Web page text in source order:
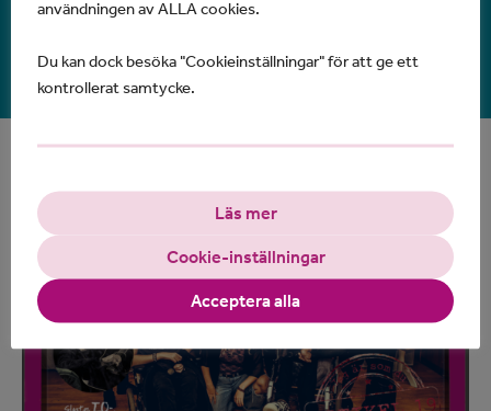
Allan Sundberg(KSMB, Stormen) – bas, gitarr,
användningen av ALLA cookies.
Du kan dock besöka "Cookieinställningar" för att ge ett
kontrollerat samtycke.
Läs mer
Cookie-inställningar
Acceptera alla